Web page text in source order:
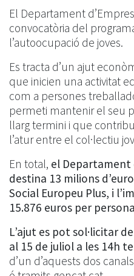
El Departament
convocatòria del
l’autoocupació de joves.
Es tracta d’un ajut
que inicien una activitat
com a persones
permeti mantenir el seu
llarg termini i que
l’atur entre el col·lectiu
En total, el Departament
destina 13 milions
Social Europeu Plus, i
15.876 euros per
L’ajut es pot sol·licitar
al 15 de juliol a les 14h
d’un d’aquests dos